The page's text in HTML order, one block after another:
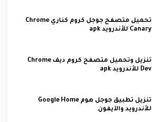
تحميل متصفح جوجل كروم كناري Chrome
Canary للأندرويد apk
تنزيل وتحميل متصفح كروم ديف Chrome
Dev للأندرويد apk
تنزيل تطبيق جوجل هوم Google Home
للأندرويد والآيفون